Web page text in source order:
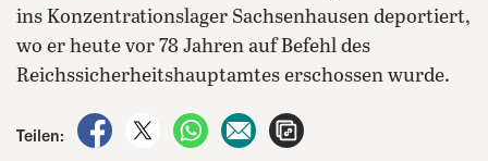
ins Konzentrationslager Sachsenhausen deportiert,
wo er heute vor 78 Jahren auf Befehl des
Reichssicherheitshauptamtes erschossen wurde.
Teilen:
auf Facebook teilen
auf X teilenper WhatsApp teilen
per E-Mail teilen